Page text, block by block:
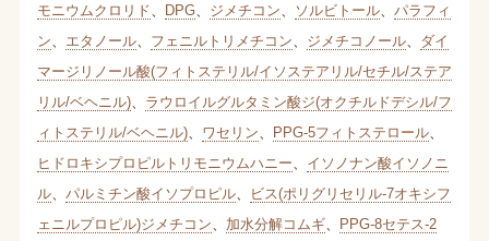
モニウムクロリド
DPG、 ジメチコン ソルビトール、 パラフィ
ン
エタノール、 フェニルトリメチコン ジメチコノール、 ダイ
マージリノール酸(フィトステリル/イソステアリル/セチル/ステア
リル/ベヘニル)、 ラウロイルグルタミン酸ジ(オクチルドデシル/フ
ィトステリル/ベヘニル)、 ワセリン PPG-5フィトステロール、
ヒドロキシプロピルトリモニウムハニー
イソノナン酸イソノニ
ル、 パルミチン酸イソプロピル、
ビス(ポリグリセリル-7オキシフ
ェニルプロピル)ジメチコン
加水分解コムギ、 PPG-8セテス-2